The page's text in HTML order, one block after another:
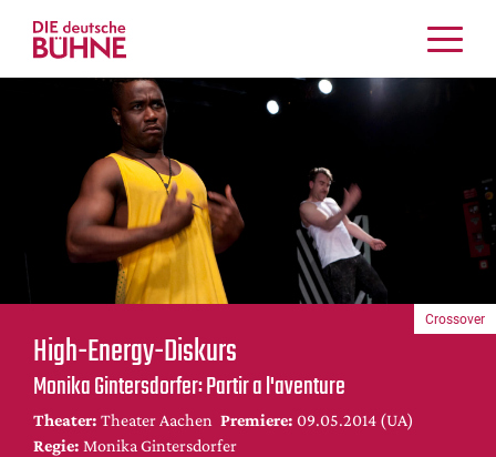
Schauspiel
Musiktheater
Tanz
Crossover
Bühnenwelt
Festivals & Veranstaltungen
Menschen & Theater
Themen
Internationales
Nachrufe
High-Energy-Diskurs
Monika Gintersdorfer: Partir a l'aventure
Theater: Theater Aachen Premiere: 09.05.2014 (UA)
Regie: Monika Gintersdorfer
Crossover